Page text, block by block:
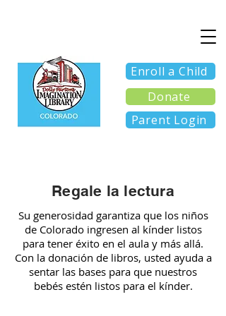
Enroll a Child
Donate
Parent Login
Regale la lectura
Su generosidad garantiza que los niños
de Colorado ingresen al kínder listos
para tener éxito en el aula y más allá.
Con la donación de libros, usted ayuda a
sentar las bases para que nuestros
bebés estén listos para el kínder.